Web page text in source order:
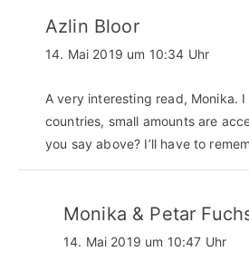
Azlin Bloor
14. Mai 2019 um 10:34 Uhr
A very interesting read, Monika.
countries, small amounts are
you say above? I’ll have to
Monika & Petar
14. Mai 2019 um 10:47 Uhr